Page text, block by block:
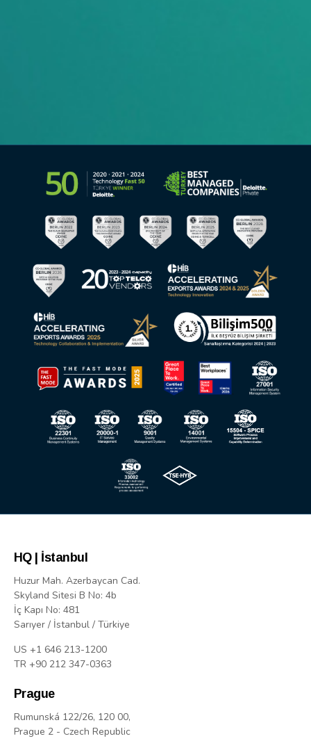
HQ | İstanbul
Huzur Mah. Azerbaycan Cad.
Skyland Sitesi B No: 4b
İç Kapı No: 481
Sarıyer / İstanbul / Türkiye
US +1 646 213-1200
TR +90 212 347-0363
Prague
Rumunská 122/26, 120 00,
Prague 2 - Czech Republic